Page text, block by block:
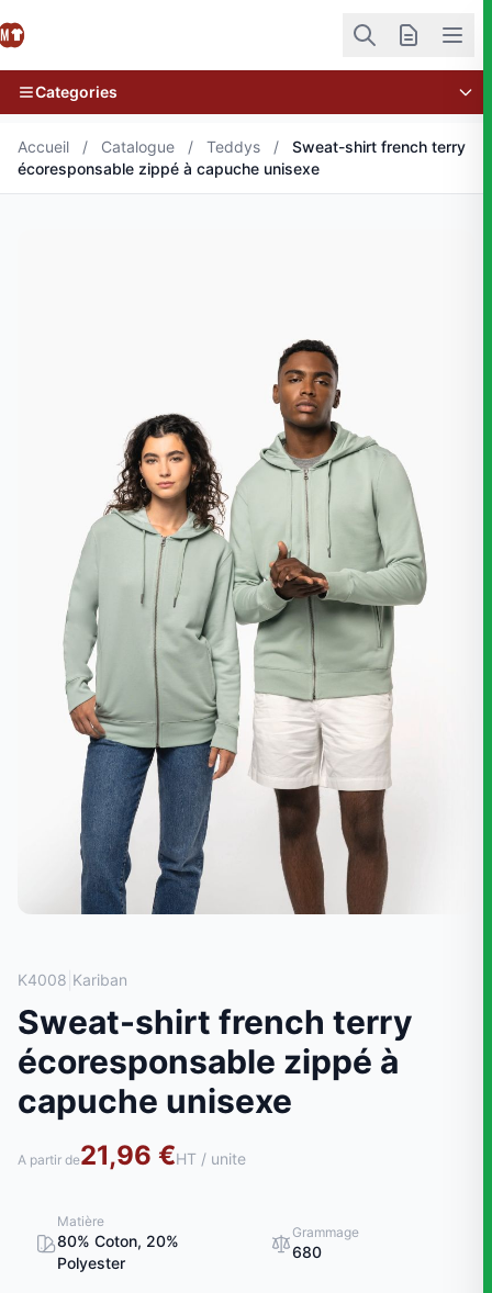
Categories
Accueil / Catalogue / Teddys /
Sweat-shirt french terry
écoresponsable zippé à capuche unisexe
K4008 Kariban
Sweat-shirt french terry
écoresponsable zippé à
capuche unisexe
A partir de21,96 €HT / unite
Matière
80% Coton, 20%
Polyester
Grammage
680